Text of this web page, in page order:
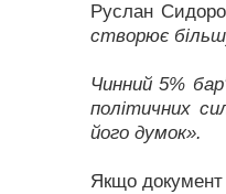
Руслан
створює
Чинний 5%
політичних
його думок».
Якщо документ